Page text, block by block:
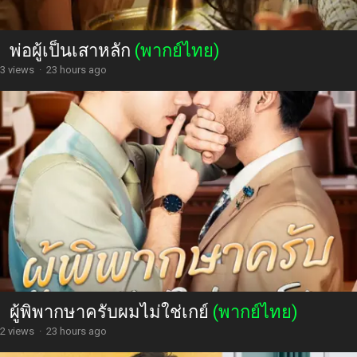
พ่อผู้เป็นเสาหลัก (พากย์ไทย)
3 views · 23 hours ago
ผู้พิพากษาครับผมไม่ใช่เกย์ (พากย์ไทย)
2 views · 23 hours ago